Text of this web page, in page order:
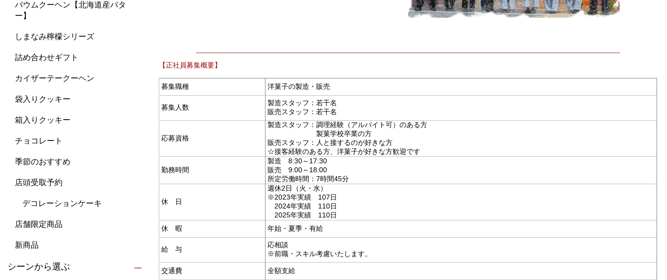
バウムクーヘン【北海道産バタ
ー】
しまなみ檸檬シリーズ
詰め合わせギフト
カイザーテークーヘン
袋入りクッキー
箱入りクッキー
チョコレート
季節のおすすめ
店頭受取予約
デコレーションケーキ
店舗限定商品
新商品
シーンから選ぶ
【正社員募集概要】
募集職種 洋菓子の製造・販売
募集人数
製造スタッフ：若干名
販売スタッフ：若干名
応募資格
製造スタッフ：調理経験（アルバイト可）のある方
製菓学校卒業の方
販売スタッフ：人と接するのが好きな方
☆接客経験のある方、洋菓子が好きな方歓迎です
勤務時間
製造 8:30～17:30
販売 9:00～18:00
所定労働時間：7時間45分
休 日
週休2日（火・水）
※2023年実績 107日
2024年実績 110日
2025年実績 110日
休 暇
年始・夏季・有給
給 与
応相談
※前職・スキル考慮いたします。
交通費 全額支給